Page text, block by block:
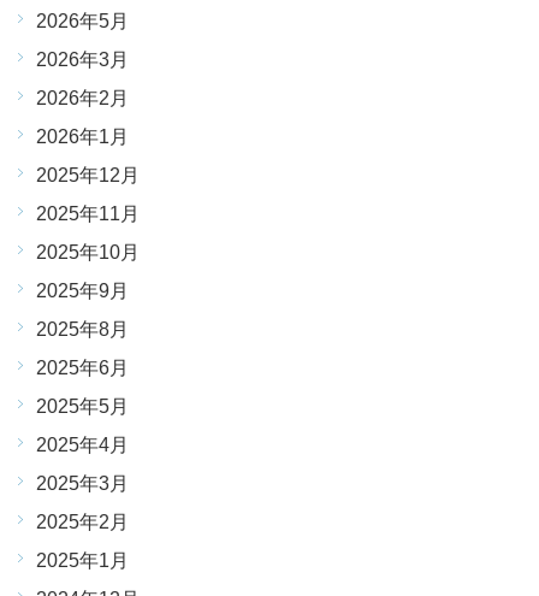
2026年5月
2026年3月
2026年2月
2026年1月
2025年12月
2025年11月
2025年10月
2025年9月
2025年8月
2025年6月
2025年5月
2025年4月
2025年3月
2025年2月
2025年1月